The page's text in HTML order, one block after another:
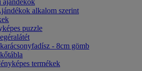
ajándékok
alkalom szerint
puzzle
- 8cm gömb
termékek